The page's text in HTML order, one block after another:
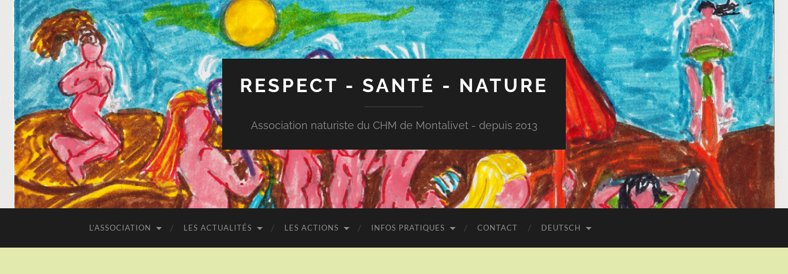
RESPECT - SANTÉ - NATURE
Association naturiste du CHM de Montalivet - depuis 2013
L’ASSOCIATION LES ACTUALITÉS LES ACTIONS INFOS PRATIQUES CONTACT DEUTSCH